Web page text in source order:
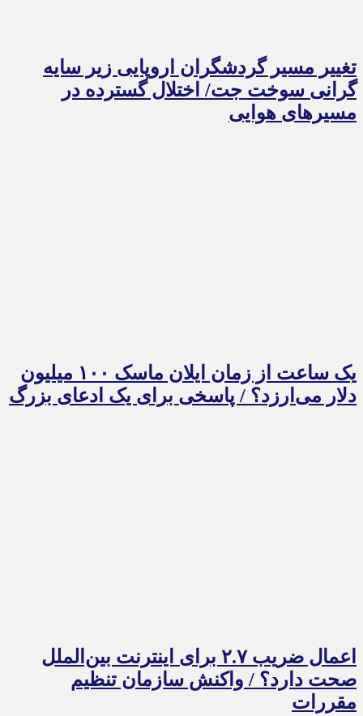
تغییر مسیر گردشگران اروپایی زیر سایه
گرانی سوخت جت/ اختلال گسترده در
مسیرهای هوایی
یک ساعت از زمان ایلان ماسک ۱۰۰ میلیون
دلار می‌ارزد؟ / پاسخی برای یک ادعای بزرگ
اعمال ضریب ۲.۷ برای اینترنت بین‌الملل
صحت دارد؟ / واکنش سازمان تنظیم
مقررات